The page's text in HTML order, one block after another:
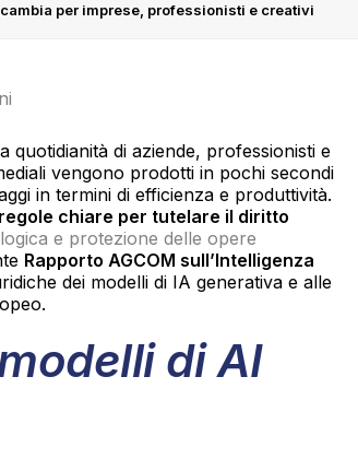
per imprese, professionisti e creativi
quotidianità di aziende, professionisti e
vengono prodotti in pochi secondi
in termini di efficienza e produttività.
regole chiare per tutelare il diritto
e protezione delle opere
Rapporto AGCOM sull’Intelligenza
dei modelli di IA generativa e alle
di AI